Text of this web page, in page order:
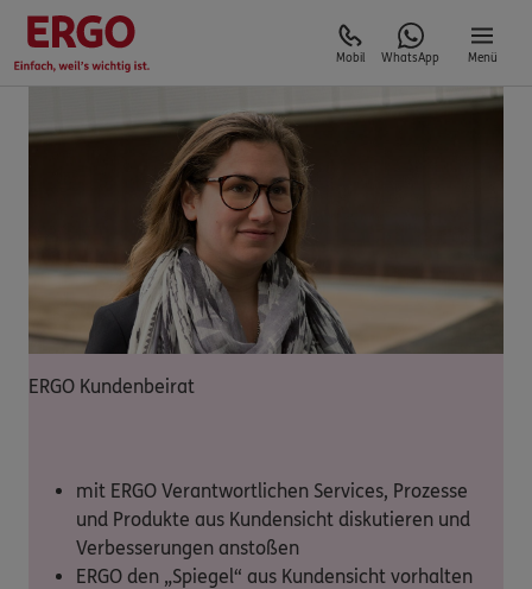
Mobil WhatsApp Menü
ERGO Kundenbeirat
mit ERGO Verantwortlichen Services, Prozesse
und Produkte aus Kundensicht diskutieren und
Verbesserungen anstoßen
ERGO den „Spiegel“ aus Kundensicht vorhalten